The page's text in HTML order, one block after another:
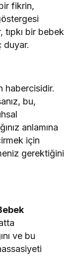
fikrin,
bir bebek
duyar.
habercisidir.
bu,
anlamına
için
gerektiğini
ve bu